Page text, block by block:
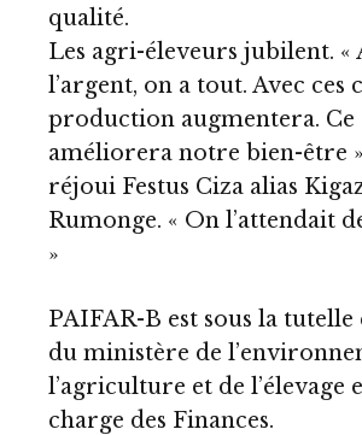
qualité.
Les agri-éleveurs jubilent. «
l’argent, on a tout. Avec ces
production augmentera. Ce
améliorera notre bien-être »,
réjoui Festus Ciza alias
Rumonge. « On l’attendait
»
PAIFAR-B est sous la
du ministère de
l’agriculture et de l’élevage
charge des Finances.